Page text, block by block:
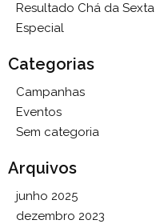
Resultado Chá da Sexta
Especial
Categorias
Campanhas
Eventos
Sem categoria
Arquivos
junho 2025
dezembro 2023